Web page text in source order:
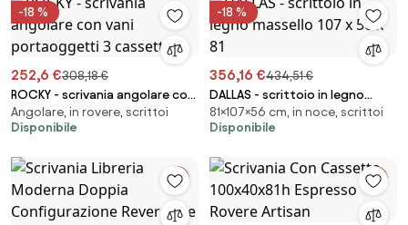
-18 %
252,6 €308,18 €
ROCKY - scrivania angolare con
vani portaoggetti 3 cassetti
Angolare, in rovere, scrittoi
Disponibile
-18 %
356,16 €434,51 €
DALLAS - scrittoio in legno
massello 107 x 56 x 81
81×107×56 cm, in noce, scrittoi
Disponibile